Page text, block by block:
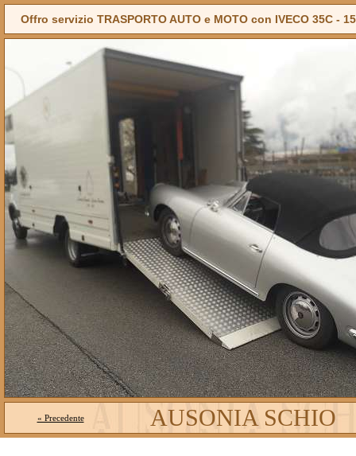
Offro servizio TRASPORTO AUTO e MOTO con IVECO 35C -
« Precedente AUSONIA SCHIO